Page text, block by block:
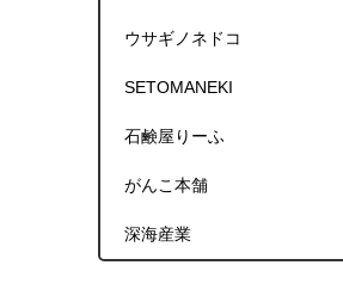
ウサギノネドコ
SETOMANEKI
石鹸屋りーふ
がんこ本舗
深海産業